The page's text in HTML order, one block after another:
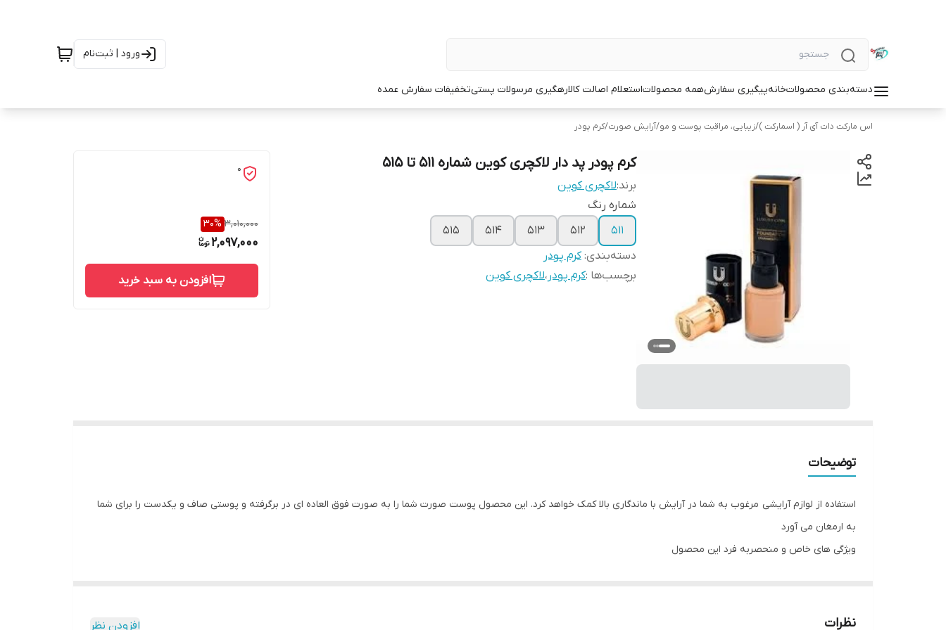
ورود | ثبت‌نام
دسته‌بندی محصولاتخانهپیگیری سفارشهمه محصولاتاستعلام اصالت کالارهگیری مرسولات پستیتخفیفات سفارش عمده
اس مارکت دات آی آر ( اسمارکت )/زیبایی، مراقبت پوست و مو/آرایش صورت/کرم پودر
کرم پودر پد دار لاکچری کوین شماره 511 تا 515
برند:لاکچری کوین
شماره رنگ
511
512
513
514
515
دسته‌بندی:کرم پودر
برچسب‌ها :کرم پودر ،لاکچری کوین
0
3,010,000
30%
2,097,000
افزودن به سبد خرید
توضیحات
استفاده از لوازم آرایشی مرغوب به شما در آرایش با ماندگاری بالا کمک خواهد کرد. این محصول پوست صورت شما را به صورت فوق العاده ای در برگرفته و پوستی صاف و یکدست را برای شما
به ارمغان می آورد
ویژگی های خاص و منحصربه فرد این محصول
برای از بین بردن ناهمگونیهای روی پوست یک زیرسازی خوب میتواند مهم ترین و البته اولین گام آرایش شما باشد. کرم پودر لاکچری کوین با پوشش دهندگی کامل عیوب پوستی را برطرف
نظرات افزودن نظر